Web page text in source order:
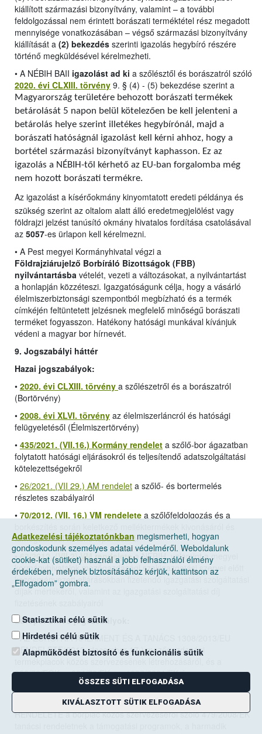
kiállított származási bizonyítvány, valamint – a további
feldolgozással nem érintett borászati terméktétel rész megadott
mennyisége vonatkozásában – végső származási bizonyítvány
kiállítását a (2) bekezdés szerinti igazolás hegybíró részére
történő megküldésével kérelmezheti.
• A NÉBIH BAII igazolást ad ki a szőlésztől és borászatról szóló
2020. évi CLXIII. törvény 9. § (4) - (5) bekezdése szerint a
Magyarország területére behozott borászati termékek
betárolását 5 napon belül kötelezően be kell jelenteni a
betárolás helye szerint illetékes hegybírónál, majd a
borászati hatóságnál igazolást kell kérni ahhoz, hogy a
bortétel származási bizonyítványt kaphasson. Ez az
igazolás a NÉBIH-től kérhető az EU-ban forgalomba még
nem hozott borászati termékre.
Az igazolást a kísérőokmány kinyomtatott eredeti példánya és
szükség szerint az oltalom alatt álló eredetmegjelölést vagy
földrajzi jelzést tanúsító okmány hivatalos fordítása csatolásával
az 5057-es ürlapon kell kérelmezni.
• A Pest megyei Kormányhivatal végzi a
Földrajziárujelző Borbíráló Bizottságok (FBB)
nyilvántartásba vételét, vezeti a változásokat, a nyilvántartást
a honlapján közzéteszi. Igazgatóságunk célja, hogy a vásárló
élelmiszerbiztonsági szempontból megbízható és a termék
címkéjén feltüntetett jelzésnek megfelelő minőségű borászati
terméket fogyasszon. Hatékony hatósági munkával kívánjuk
védeni a magyar bor hírnevét.
9. Jogszabályi háttér
Hazai jogszabályok:
• 2020. évi CLXIII. törvény a szőlészetről és a borászatról
(Bortörvény)
• 2008. évi XLVI. törvény az élelmiszerláncról és hatósági
felügyeletésől (Élelmiszertörvény)
• 435/2021. (VII.16.) Kormány rendelet a szőlő-bor ágazatban
folytatott hatósági eljárásokról és teljesítendő adatszolgáltatási
kötelezettségekről
• 26/2021. (VII 29.) AM rendelet a szőlő- és bortermelés
részletes szabályairól
• 70/2012. (VII. 16.) VM rendelete a szőlőfeldolgozás és a
támogatással történő lepárlásáról
•63/2012. (VII.2) VM rendeletea NÉBIH, valamint a megyei
kormányhivatalok mezőgazdasági szakigazgatási szervei előtt
kezdeményezett eljárásokban fizetendő igazgatási szolgáltatási
díjak mértékéről, valamint az igazgatási szolgáltatási díj
Európai Uniós jogszabályok:
• AZ EURÓPAI PARLAMENT ÉS A TANÁCS 1308/2013/EU
RENDELETE(2013. december 17.) mezőgazdasági
922/72/EGK, a 234/79/EK, az 1037/2001/EK és az
1234/2007/EK tanácsi rendelet hatályon kívül helyezéséről
• A BIZOTTSÁG 2008. június 27.-én hozott 555/2008/EK
RENDELETE a borpiac közös szervezéséről szóló 479/2008/EK
Adatkezelési tájékoztatónkban megismerheti, hogyan
gondoskodunk személyes adatai védelméről. Weboldalunk
cookie-kat (sütiket) használ a jobb felhasználói élmény
érdekében, melynek biztosításához kérjük, kattintson az
„Elfogadom” gombra.
Statisztikai célú sütik
Hirdetési célú sütik
Alapműködést biztosító és funkcionális sütik
ÖSSZES SÜTI ELFOGADÁSA
KIVÁLASZTOTT SÜTIK ELFOGADÁSA